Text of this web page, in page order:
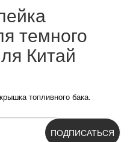
темного
Китай
топливного бака.
ПОДПИСАТЬСЯ